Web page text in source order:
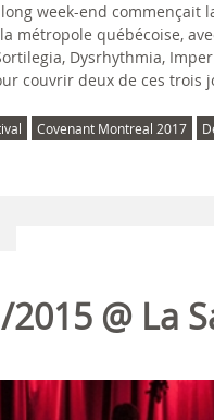
week-end
métropole québécoise,
Dysrhythmia,
couvrir deux de ces
Covenant Montreal 2017
@ La